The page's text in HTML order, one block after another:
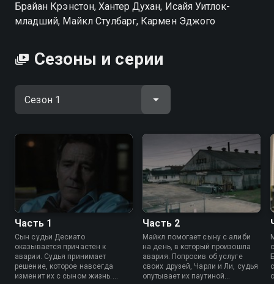
Брайан Крэнстон, Хантер Духан, Исайя Уитлок-
младший, Майкл Стулбарг, Кармен Эджого
Сезоны и серии
Часть 1
Сын судьи Десиато
оказывается причастен к
аварии. Судья принимает
решение, которое навсегда
изменит их с сыном жизнь.
Часть 2
Майкл помогает сыну с алиби
на день, в который произошла
авария. Попросив об услуге
своих друзей, Чарли и Ли, судья
опутывает их паутиной